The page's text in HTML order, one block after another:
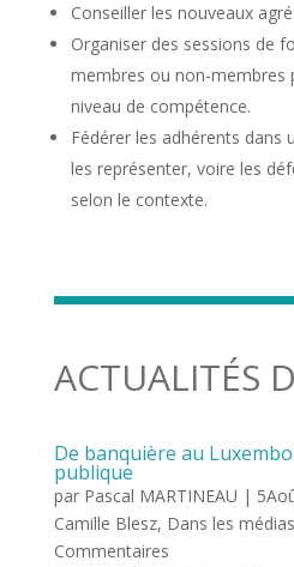
Conseiller les nouveaux
Organiser des sessions de
membres ou non-membres
niveau de compétence.
Fédérer les adhérents dans
les représenter, voire les
selon le contexte.
ACTUALITÉS
De banquière au
publique
par Pascal MARTINEAU |
Camille Blesz, Dans les médias
Commentaires